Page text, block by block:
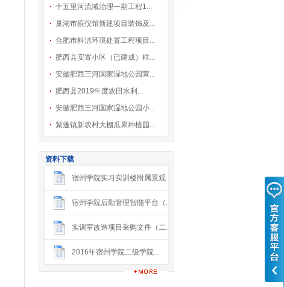
十五里河流域治理一期工程1...
巢湖市殡仪馆新建项目装饰及...
合肥市科洁环境处置工程项目...
肥西县安置小区（已建成）样...
安徽肥西三河国家湿地公园宣...
肥西县2019年度农田水利...
安徽肥西三河国家湿地公园小...
紫蓬镇新农村大棚瓜果种植园...
资料下载
宿州学院实习实训楼附属景观...
宿州学院后勤管理智能平台（...
实训室改造项目采购文件（二...
2016年宿州学院二级学院...